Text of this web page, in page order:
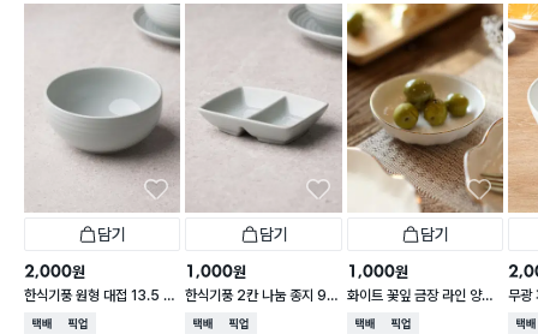
담기
2,000원
한식기풍 원형 대접 13.5 c
m
택배배송매장픽업
담기
1,000원
한식기풍 2칸 나눔 종지 9 c
m
택배배송매장픽업
담기
1,000원
화이트 꽃잎 금장 라인 양각
종지 10 cm
택배배송매장픽업
무광
접
택배